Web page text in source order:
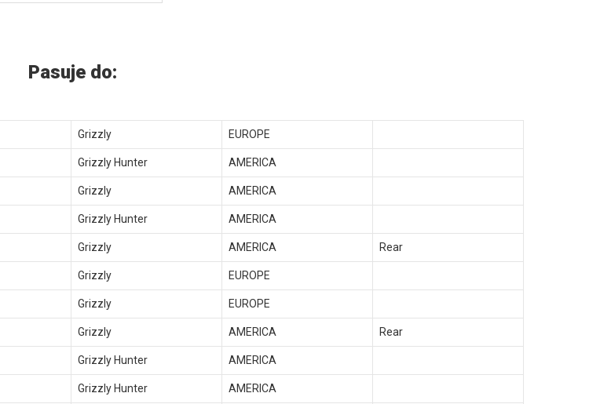
Pasuje do:
Grizzly EUROPE
Grizzly Hunter AMERICA
Grizzly AMERICA
Grizzly Hunter AMERICA
Grizzly AMERICA Rear
Grizzly EUROPE
Grizzly EUROPE
Grizzly AMERICA Rear
Grizzly Hunter AMERICA
Grizzly Hunter AMERICA